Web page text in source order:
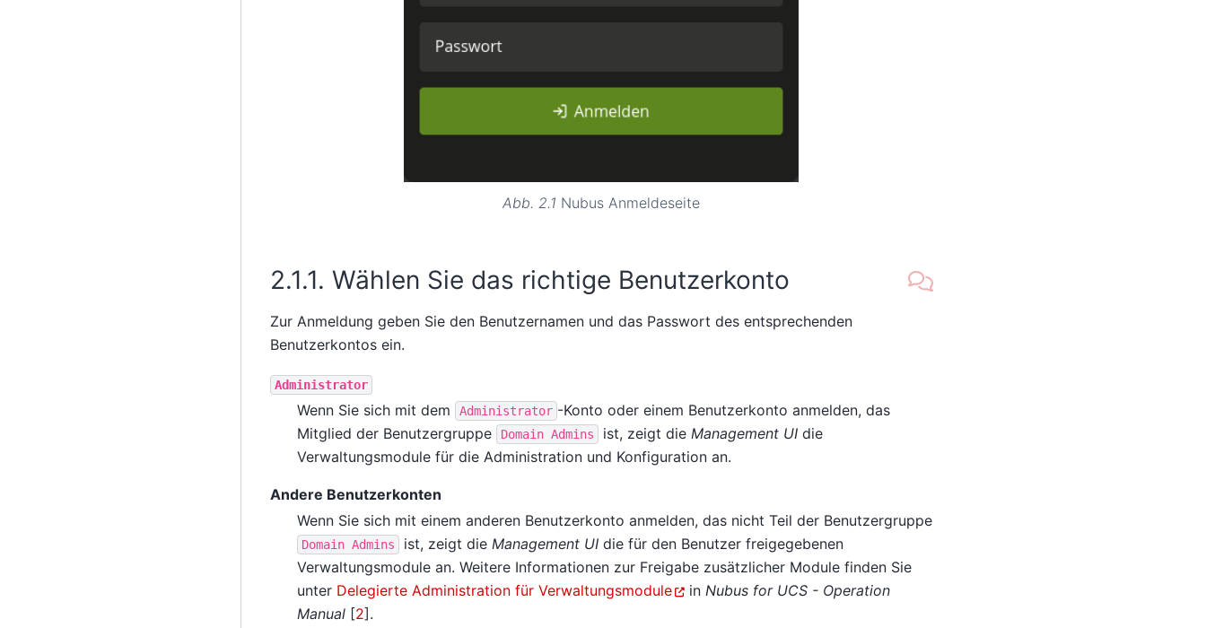
Abb. 2.1 Nubus Anmeldeseite
2.1.1. Wählen Sie das richtige Benutzerkonto
Zur Anmeldung geben Sie den Benutzernamen und das Passwort des entsprechenden
Benutzerkontos ein.
Administrator
Wenn Sie sich mit dem Administrator -Konto oder einem Benutzerkonto anmelden, das
Mitglied der Benutzergruppe
Domain Admins ist, zeigt die Management UIdie
Verwaltungsmodule für die Administration und Konfiguration an.
Andere Benutzerkonten
Wenn Sie sich mit einem anderen Benutzerkonto anmelden, das nicht Teil der Benutzergruppe
Domain Admins ist, zeigt die Management UIdie für den Benutzer freigegebenen
Verwaltungsmodule an. Weitere Informationen zur Freigabe zusätzlicher Module finden Sie
unter Delegierte Administration für Verwaltungsmodule in Nubus for UCS - Operation
Manual[2].